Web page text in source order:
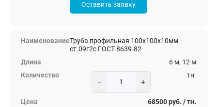
Оставить заявку
Труба профильная 100х100х10мм
ст.09г2с ГОСТ 8639-82
6 м, 12 м
− +
тн.
68500 руб. / тн.